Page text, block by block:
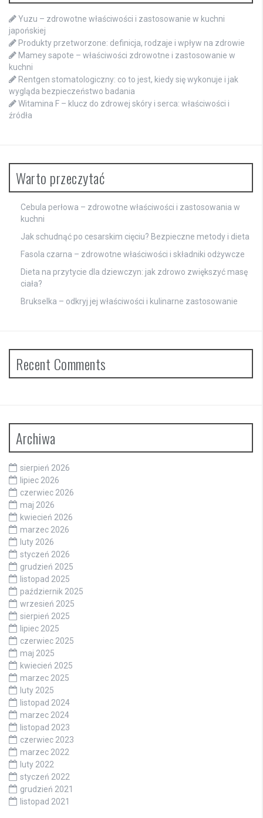
Yuzu – zdrowotne właściwości i zastosowanie w kuchni
japońskiej
Produkty przetworzone: definicja, rodzaje i wpływ na zdrowie
Mamey sapote – właściwości zdrowotne i zastosowanie w
kuchni
Rentgen stomatologiczny: co to jest, kiedy się wykonuje i jak
wygląda bezpieczeństwo badania
Witamina F – klucz do zdrowej skóry i serca: właściwości i
źródła
Warto przeczytać
Cebula perłowa – zdrowotne właściwości i zastosowania w
kuchni
Jak schudnąć po cesarskim cięciu? Bezpieczne metody i dieta
Fasola czarna – zdrowotne właściwości i składniki odżywcze
Dieta na przytycie dla dziewczyn: jak zdrowo zwiększyć masę
ciała?
Brukselka – odkryj jej właściwości i kulinarne zastosowanie
Recent Comments
Archiwa
sierpień 2026
lipiec 2026
czerwiec 2026
maj 2026
kwiecień 2026
marzec 2026
luty 2026
styczeń 2026
grudzień 2025
listopad 2025
październik 2025
wrzesień 2025
sierpień 2025
lipiec 2025
czerwiec 2025
maj 2025
kwiecień 2025
marzec 2025
luty 2025
listopad 2024
marzec 2024
listopad 2023
czerwiec 2023
marzec 2022
luty 2022
styczeń 2022
grudzień 2021
listopad 2021